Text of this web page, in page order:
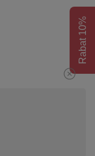
Rabat 10%